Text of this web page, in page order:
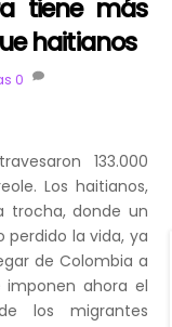
tiene más
haitianos
0
133.000
Los haitianos,
trocha, donde un
la vida, ya
de Colombia a
imponen ahora el
los migrantes